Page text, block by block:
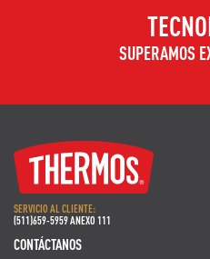
SUPERAMOS
SERVICIO AL CLIENTE:
(511)659-5959 ANEXO 111
CONTÁCTANOS